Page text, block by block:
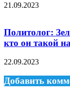
21.09.2023
Политолог:
кто он такой
22.09.2023
Добавить